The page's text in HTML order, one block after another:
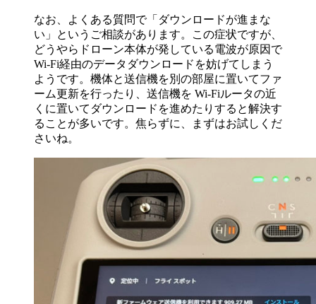
なお、よくある質問で「ダウンロードが進まな
い」というご相談があります。この症状ですが、
どうやらドローン本体が発している電波が原因で
Wi-Fi経由のデータダウンロードを妨げてしまう
ようです。機体と送信機を別の部屋に置いてファ
ーム更新を行ったり、送信機を Wi-Fiルータの近
くに置いてダウンロードを進めたりすると解決す
ることが多いです。焦らずに、まずはお試しくだ
さいね。